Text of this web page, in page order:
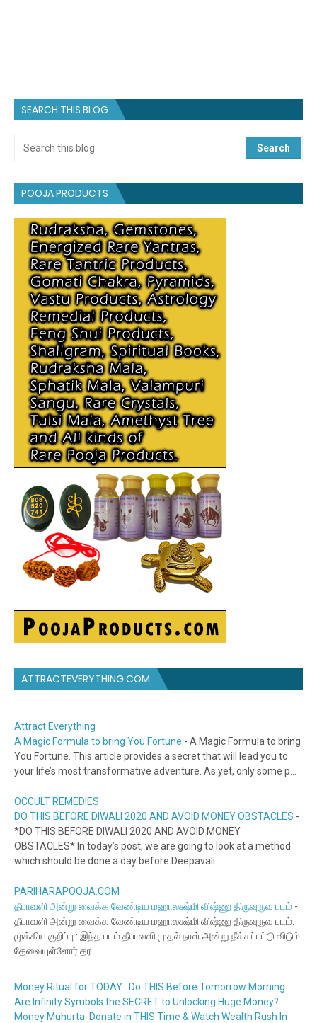
SEARCH THIS BLOG
POOJA PRODUCTS
ATTRACTEVERYTHING.COM
Attract Everything
A Magic Formula to bring You Fortune - A Magic Formula to bring
You Fortune. This article provides a secret that will lead you to
your life’s most transformative adventure. As yet, only some p...
OCCULT REMEDIES
DO THIS BEFORE DIWALI 2020 AND AVOID MONEY OBSTACLES -
*DO THIS BEFORE DIWALI 2020 AND AVOID MONEY
OBSTACLES* In today’s post, we are going to look at a method
which should be done a day before Deepavali. ...
PARIHARAPOOJA.COM
தீபாவளி அன்று வைக்க வேண்டிய மஹாலக்ஷ்மி விஷ்ணு திருவுருவ படம் -
தீபாவளி அன்று வைக்க வேண்டிய மஹாலக்ஷ்மி விஷ்ணு திருவுருவ படம்.
முக்கிய குறிப்பு : இந்த படம் தீபாவளி முதல் நாள் அன்று நீக்கப்பட்டு விடும்.
தேவையுள்ளோர் தர...
Money Ritual for TODAY : Do THIS Before Tomorrow Morning
Are Infinity Symbols the SECRET to Unlocking Huge Money?
Money Muhurta: Donate in THIS Time & Watch Wealth Rush In